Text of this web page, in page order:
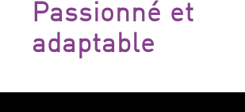
Passionné et
adaptable